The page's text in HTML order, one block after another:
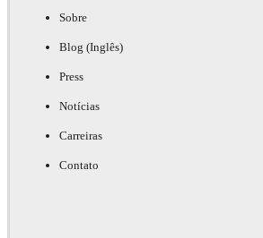
Sobre
Blog (Inglês)
Press
Notícias
Carreiras
Contato